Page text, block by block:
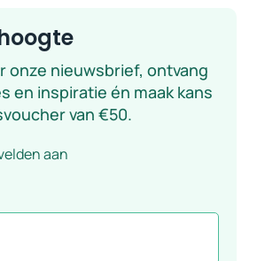
onze nieuwsbrief, ontvang
en inspiratie én maak kans
van €50.
aan